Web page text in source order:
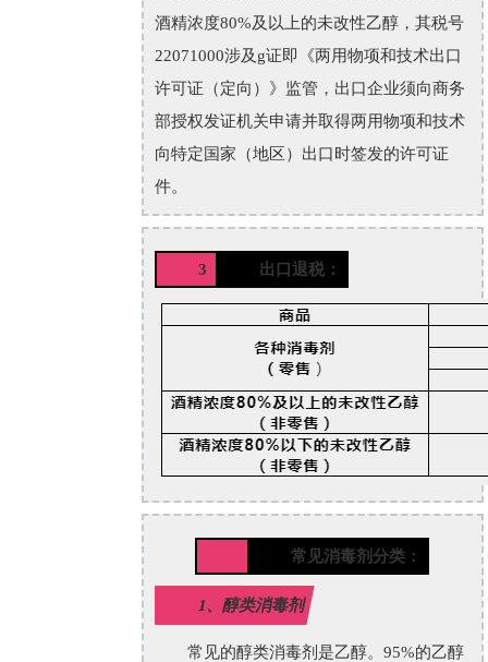
酒精浓度80%及以上的未改性乙醇，其税号
22071000涉及g证即《两用物项和技术出口
许可证（定向）》监管，出口企业须向商务
部授权发证机关申请并取得两用物项和技术
向特定国家（地区）出口时签发的许可证
件。
3 出口退税：
常见消毒剂分类：
1、醇类消毒剂
常见的醇类消毒剂是乙醇。95%的乙醇